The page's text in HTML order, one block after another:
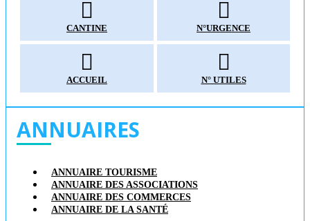
CANTINE N°URGENCE
ACCUEIL N° UTILES
ANNUAIRES
ANNUAIRE TOURISME
ANNUAIRE DES ASSOCIATIONS
ANNUAIRE DES COMMERCES
ANNUAIRE DE LA SANTÉ